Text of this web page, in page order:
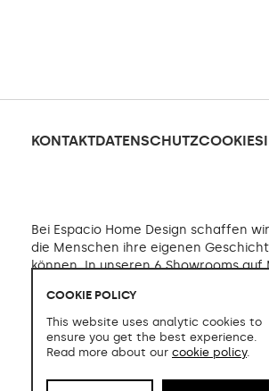
KONTAKTDATENSCHUTZCOOKIES
Bei Espacio Home Design schaffen
die Menschen ihre eigenen
können. In unseren 6 Showrooms
alle Möglichkeiten in den Bereichen
Badezimmer, Beleuchtung,
Garderoben, Möbel, Türen und
umfassende
erstklassigen Design durch, das mit
COOKIE POLICY
This website uses analytic cookies to
ensure you get the best experience.
Read more about our cookie policy.